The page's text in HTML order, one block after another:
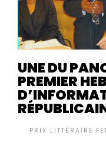
UNE DU
PREMIER
PRIX LITTÉRAIRE